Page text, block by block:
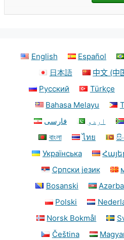
English Español
日本語
中文 (中
Русский
Türkçe
Bahasa Melayu
فارسی
اردو
বাংলা
ไทย
Українська
Српски језик
Bosanski
Polski
Norsk Bokmål
Čeština